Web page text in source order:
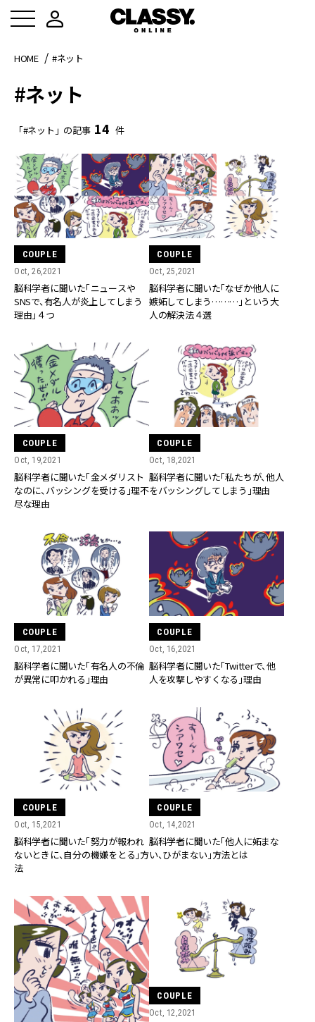
HOME #ネット
#ネット
「#ネット」の記事 14 件
COUPLE
Oct, 26,2021
脳科学者に聞いた「ニュースや
SNSで、有名人が炎上してしまう
理由」４つ
COUPLE
Oct, 25,2021
脳科学者に聞いた「なぜか他人に
嫉妬してしまう………」という大
人の解決法４選
COUPLE
Oct, 19,2021
脳科学者に聞いた「金メダリスト
なのに、バッシングを受ける」理不
尽な理由
COUPLE
Oct, 18,2021
脳科学者に聞いた「私たちが、他人
をバッシングしてしまう」理由
COUPLE
Oct, 17,2021
脳科学者に聞いた「有名人の不倫
が異常に叩かれる」理由
COUPLE
Oct, 16,2021
脳科学者に聞いた「Twitterで、他
人を攻撃しやすくなる」理由
COUPLE
Oct, 15,2021
脳科学者に聞いた「努力が報われ
ないときに、自分の機嫌をとる」方
法
COUPLE
Oct, 14,2021
脳科学者に聞いた「他人に妬まな
い、ひがまない」方法とは
COUPLE
Oct, 12,2021